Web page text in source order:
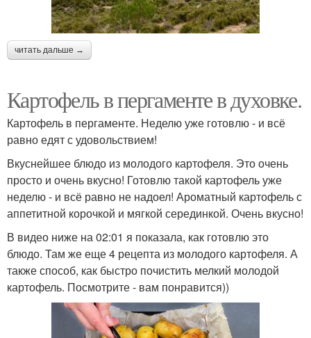
читать дальше →
Картофель в пергаменте в духовке.
Картофель в пергаменте. Неделю уже готовлю - и всё
равно едят с удовольствием!
Вкуснейшее блюдо из молодого картофеля. Это очень
просто и очень вкусно! Готовлю такой картофель уже
неделю - и всё равно не надоел! Ароматный картофель с
аппетитной корочкой и мягкой серединкой. Очень вкусно!
В видео ниже на 02:01 я показала, как готовлю это
блюдо. Там же еще 4 рецепта из молодого картофеля. А
также способ, как быстро почистить мелкий молодой
картофель. Посмотрите - вам понравится))